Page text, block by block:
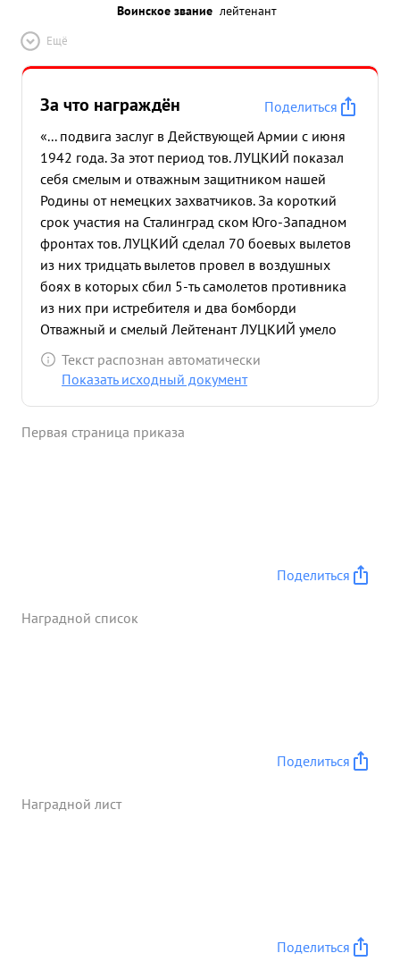
Воинское звание лейтенант
Ещё
За что награждён
Поделиться
«... подвига заслуг в Действующей Армии с июня
1942 года. За этот период тов. ЛУЦКИЙ показал
себя смелым и отважным защитником нашей
Родины от немецких захватчиков. За короткий
срок участия на Сталинград ском Юго-Западном
фронтах тов. ЛУЦКИЙ сделал 70 боевых вылетов
из них тридцать вылетов провел в воздушных
боях в которых сбил 5-ть самолетов противника
из них при истребителя и два бомборди
Отважный и смелый Лейтенант ЛУЦКИЙ умело
ориентируе наципливациованными тся в сложной
обс тановке воздушного боях и всегда находит
Летает смело и уверено, требова телен к себе и
Текст распознан автоматически
Показать исходный документ
Первая страница приказа
Поделиться
Наградной список
Поделиться
Наградной лист
Поделиться